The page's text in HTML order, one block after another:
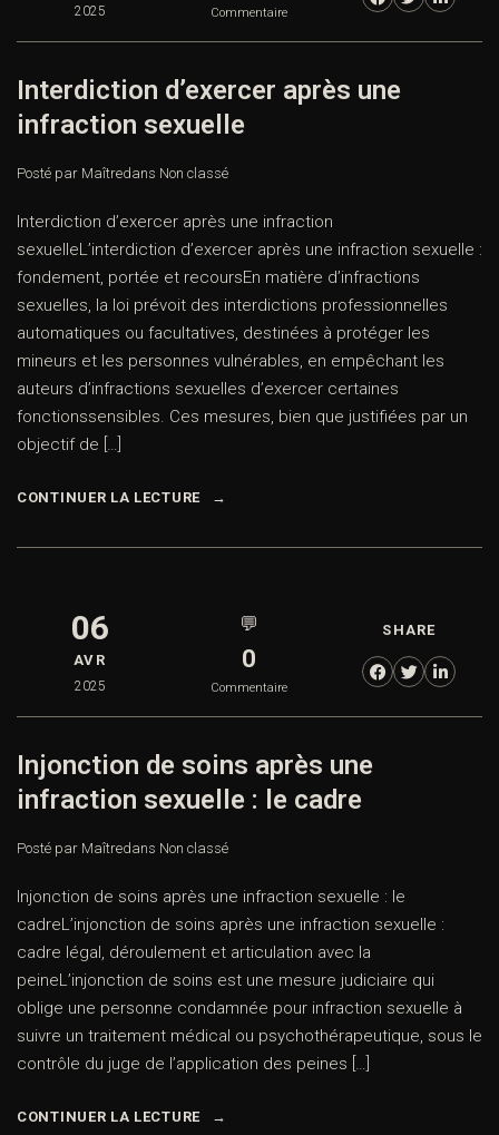
2025 Commentaire
Interdiction d’exercer après une
infraction sexuelle
Posté par Maîtredans Non classé
Interdiction d’exercer après une infraction
sexuelleL’interdiction d’exercer après une infraction sexuelle :
fondement, portée et recoursEn matière d’infractions
sexuelles, la loi prévoit des interdictions professionnelles
automatiques ou facultatives, destinées à protéger les
mineurs et les personnes vulnérables, en empêchant les
auteurs d’infractions sexuelles d’exercer certaines
fonctionssensibles. Ces mesures, bien que justifiées par un
objectif de […]
CONTINUER LA LECTURE
06
AVR
2025
💬
0
Commentaire
SHARE
Injonction de soins après une
infraction sexuelle : le cadre
Posté par Maîtredans Non classé
Injonction de soins après une infraction sexuelle : le
cadreL’injonction de soins après une infraction sexuelle :
cadre légal, déroulement et articulation avec la
peineL’injonction de soins est une mesure judiciaire qui
oblige une personne condamnée pour infraction sexuelle à
suivre un traitement médical ou psychothérapeutique, sous le
contrôle du juge de l’application des peines […]
CONTINUER LA LECTURE